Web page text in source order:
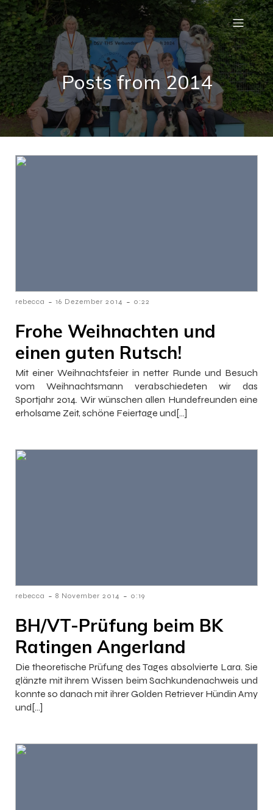
Posts from 2014
rebecca - 16 Dezember 2014 - 0:22
Frohe Weihnachten und
einen guten Rutsch!
Mit einer Weihnachtsfeier in netter Runde und Besuch
vom Weihnachtsmann verabschiedeten wir das
Sportjahr 2014. Wir wünschen allen Hundefreunden eine
erholsame Zeit, schöne Feiertage und[…]
rebecca - 8 November 2014 - 0:19
BH/VT-Prüfung beim BK
Ratingen Angerland
Die theoretische Prüfung des Tages absolvierte Lara. Sie
glänzte mit ihrem Wissen beim Sachkundenachweis und
konnte so danach mit ihrer Golden Retriever Hündin Amy
und[…]